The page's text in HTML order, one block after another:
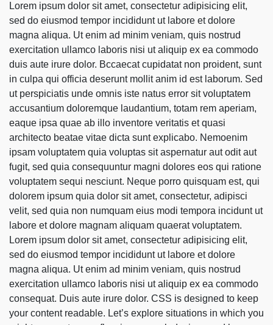
Lorem ipsum dolor sit amet, consectetur adipisicing elit,
sed do eiusmod tempor incididunt ut labore et dolore
magna aliqua. Ut enim ad minim veniam, quis nostrud
exercitation ullamco laboris nisi ut aliquip ex ea commodo
duis aute irure dolor. Bccaecat cupidatat non proident, sunt
in culpa qui officia deserunt mollit anim id est laborum. Sed
ut perspiciatis unde omnis iste natus error sit voluptatem
accusantium doloremque laudantium, totam rem aperiam,
eaque ipsa quae ab illo inventore veritatis et quasi
architecto beatae vitae dicta sunt explicabo. Nemoenim
ipsam voluptatem quia voluptas sit aspernatur aut odit aut
fugit, sed quia consequuntur magni dolores eos qui ratione
voluptatem sequi nesciunt. Neque porro quisquam est, qui
dolorem ipsum quia dolor sit amet, consectetur, adipisci
velit, sed quia non numquam eius modi tempora incidunt ut
labore et dolore magnam aliquam quaerat voluptatem.
Lorem ipsum dolor sit amet, consectetur adipisicing elit,
sed do eiusmod tempor incididunt ut labore et dolore
magna aliqua. Ut enim ad minim veniam, quis nostrud
exercitation ullamco laboris nisi ut aliquip ex ea commodo
consequat. Duis aute irure dolor. CSS is designed to keep
your content readable. Let’s explore situations in which you